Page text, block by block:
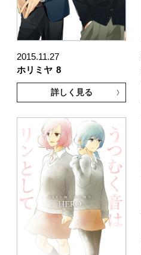
2015.11.27
ホリミヤ 8
詳しく見る